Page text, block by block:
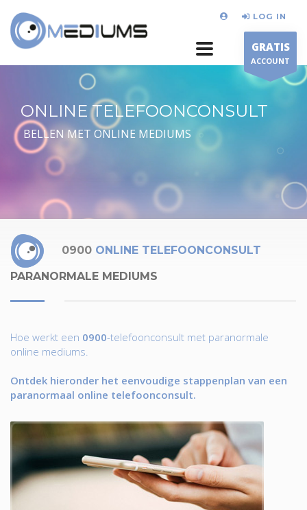
LOG IN
GRATIS
ACCOUNT
ONLINE TELEFOONCONSULT
BELLEN MET ONLINE MEDIUMS
0900 ONLINE TELEFOONCONSULT
PARANORMALE MEDIUMS
Hoe werkt een 0900-telefoonconsult met paranormale
online mediums.
Ontdek hieronder het eenvoudige stappenplan van een
paranormaal online telefoonconsult.